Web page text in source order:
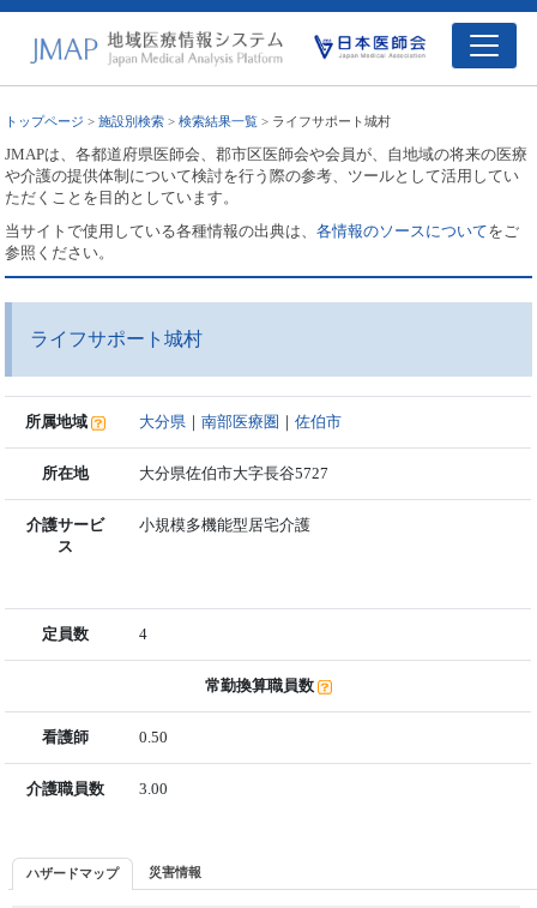
トップページ >施設別検索 >検索結果一覧 > ライフサポート城村
JMAPは、各都道府県医師会、郡市区医師会や会員が、自地域の将来の医療
や介護の提供体制について検討を行う際の参考、ツールとして活用してい
ただくことを目的としています。
当サイトで使用している各種情報の出典は、各情報のソースについてをご
参照ください。
ライフサポート城村
所属地域 大分県 ｜南部医療圏 ｜佐伯市
所在地 大分県佐伯市大字長谷5727
介護サービ
ス
小規模多機能型居宅介護
定員数 4
常勤換算職員数
看護師 0.50
介護職員数 3.00
ハザードマップ 災害情報